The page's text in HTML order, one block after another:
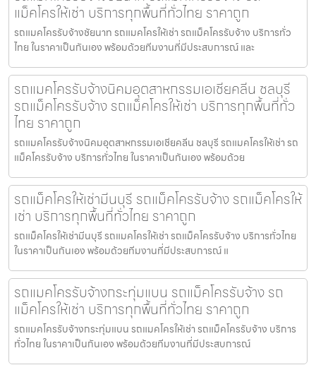
แม็คโครให้เช่า บริการทุกพื้นที่ทั่วไทย ราคาถูก
รถแมคโครรับจ้างชัยนาท รถแมคโครให้เช่า รถแม็คโครรับจ้าง บริการทั่ว
ไทย ในราคาเป็นกันเอง พร้อมด้วยทีมงานที่มีประสบการณ์ และ
รถแมคโครรับจ้างนิคมอุตสาหกรรมเอเชียคลีน ชลบุรี
รถแม็คโครรับจ้าง รถแม็คโครให้เช่า บริการทุกพื้นที่ทั่ว
ไทย ราคาถูก
รถแมคโครรับจ้างนิคมอุตสาหกรรมเอเชียคลีน ชลบุรี รถแมคโครให้เช่า รถ
แม็คโครรับจ้าง บริการทั่วไทย ในราคาเป็นกันเอง พร้อมด้วย
รถแม็คโครให้เช่ามีนบุรี รถแม็คโครรับจ้าง รถแม็คโครให้
เช่า บริการทุกพื้นที่ทั่วไทย ราคาถูก
รถแม็คโครให้เช่ามีนบุรี รถแมคโครให้เช่า รถแม็คโครรับจ้าง บริการทั่วไทย
ในราคาเป็นกันเอง พร้อมด้วยทีมงานที่มีประสบการณ์ แ
รถแมคโครรับจ้างกระทุ่มแบน รถแม็คโครรับจ้าง รถ
แม็คโครให้เช่า บริการทุกพื้นที่ทั่วไทย ราคาถูก
รถแมคโครรับจ้างกระทุ่มแบน รถแมคโครให้เช่า รถแม็คโครรับจ้าง บริการ
ทั่วไทย ในราคาเป็นกันเอง พร้อมด้วยทีมงานที่มีประสบการณ์